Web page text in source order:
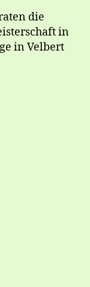
die
in
in Velbert